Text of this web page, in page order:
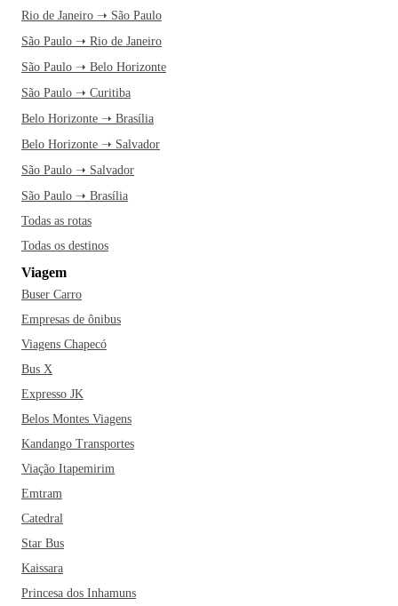
Rio de Janeiro ➝ São Paulo
São Paulo ➝ Rio de Janeiro
São Paulo ➝ Belo Horizonte
São Paulo ➝ Curitiba
Belo Horizonte ➝ Brasília
Belo Horizonte ➝ Salvador
São Paulo ➝ Salvador
São Paulo ➝ Brasília
Todas as rotas
Todas os destinos
Viagem
Buser Carro
Empresas de ônibus
Viagens Chapecó
Bus X
Expresso JK
Belos Montes Viagens
Kandango Transportes
Viação Itapemirim
Emtram
Catedral
Star Bus
Kaissara
Princesa dos Inhamuns